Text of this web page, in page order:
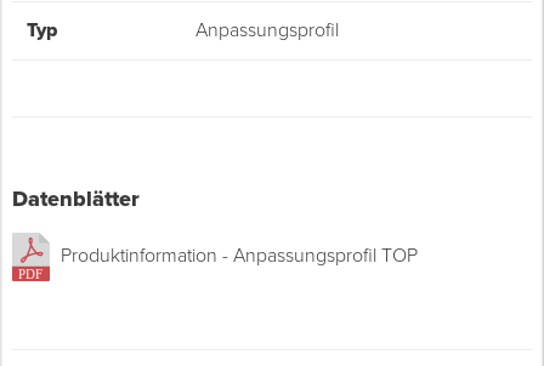
Typ Anpassungsprofil
Datenblätter
Produktinformation - Anpassungsprofil TOP